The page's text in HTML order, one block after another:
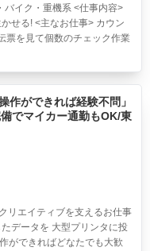
バイク・重機系 <仕事内容>
せる! <主なお仕事> カウン
票を見て個数のチェック作業
作ができれば経験不問」
でマイカー通勤もOK/東
リエイティブを支えるお仕事
データを 大型プリンタに投
ができればどなたでも大歓